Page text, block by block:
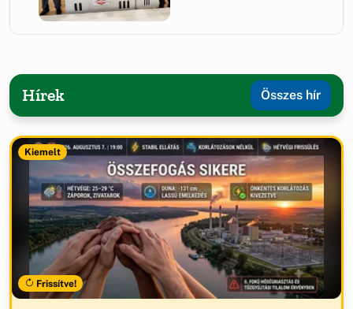
Hírek Összes hír
Kiemelt
Frissítve!